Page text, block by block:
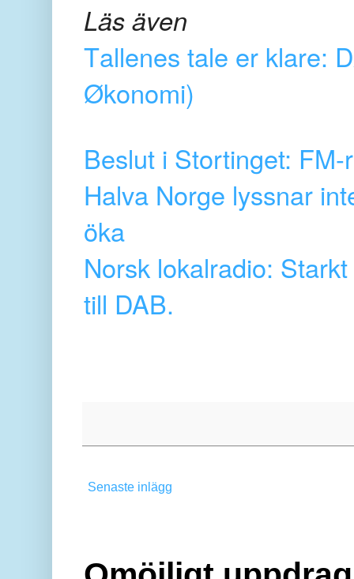
Läs även
Tallenes tale er klare:
Økonomi)
Beslut i Stortinget:
Halva Norge lyssnar
öka
Norsk lokalradio:
till DAB.
Senaste inlägg